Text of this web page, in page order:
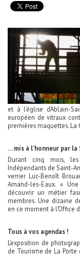
et à l’église d’Ablain-
européen de vitraux
premières maquettes.
… mis à l’honneur par
Durant cinq mois,
Indépendants de Saint-
verrier Luc-Benoît
Amand-les-Eaux. «
découvrir un métier
membres. Une dizaine
en ce moment à l’Office
Tous à vos agendas !
L’exposition de
de Tourisme de La Porte